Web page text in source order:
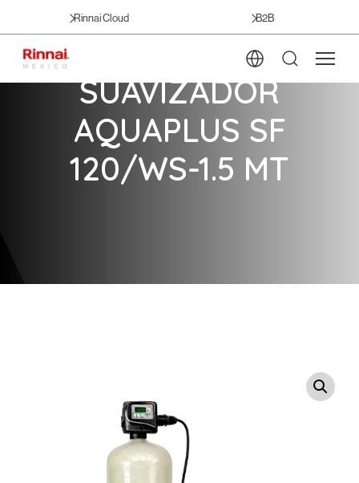
Rinnai Cloud B2B
SUAVIZADOR
AQUAPLUS SF
120/WS-1.5 MT